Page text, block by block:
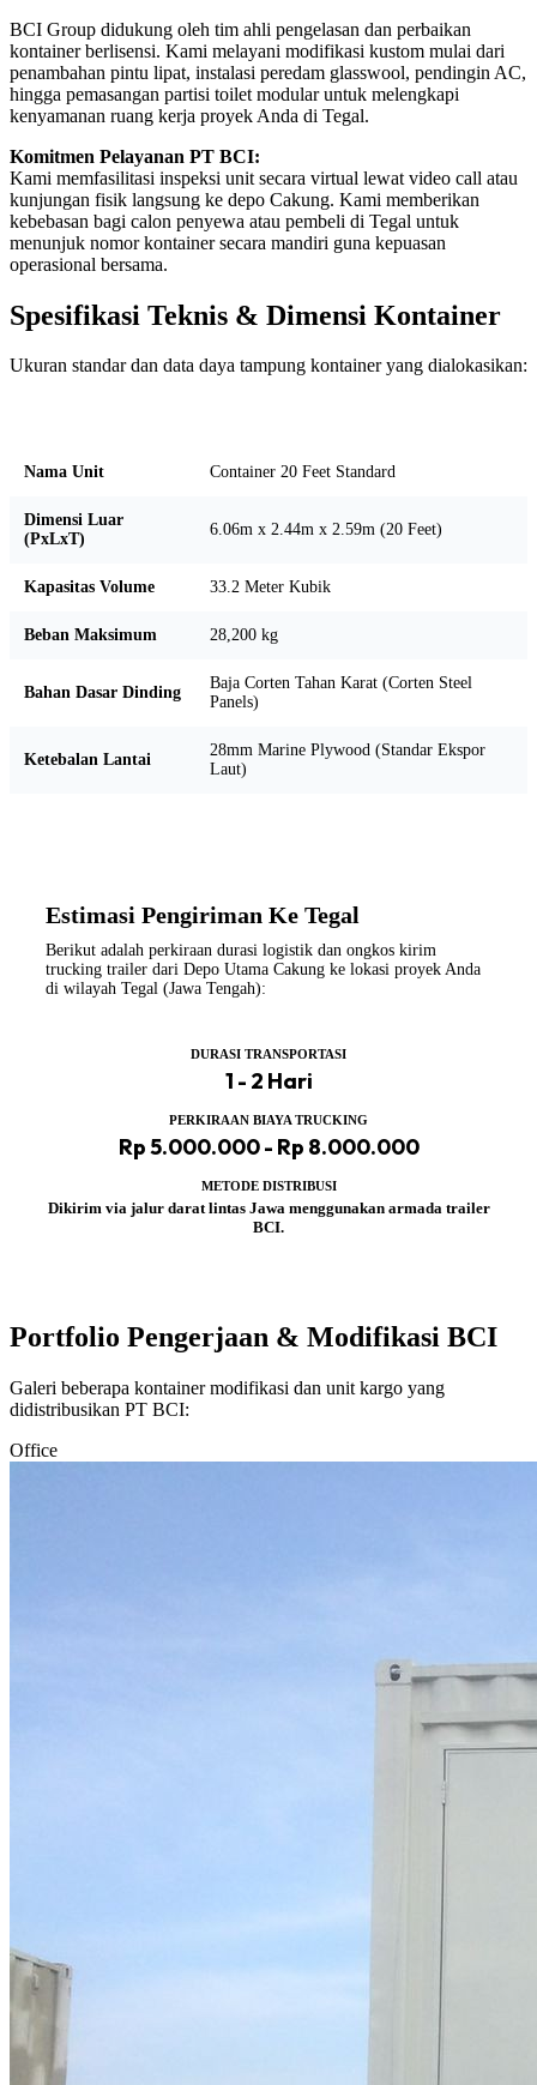
BCI Group didukung oleh tim ahli pengelasan dan perbaikan
kontainer berlisensi. Kami melayani modifikasi kustom mulai dari
penambahan pintu lipat, instalasi peredam glasswool, pendingin AC,
hingga pemasangan partisi toilet modular untuk melengkapi
kenyamanan ruang kerja proyek Anda di Tegal.
Komitmen Pelayanan PT BCI:
Kami memfasilitasi inspeksi unit secara virtual lewat video call atau
kunjungan fisik langsung ke depo Cakung. Kami memberikan
kebebasan bagi calon penyewa atau pembeli di Tegal untuk
menunjuk nomor kontainer secara mandiri guna kepuasan
operasional bersama.
Spesifikasi Teknis & Dimensi Kontainer
Ukuran standar dan data daya tampung kontainer yang dialokasikan:
Nama Unit Container 20 Feet Standard
Dimensi Luar
(PxLxT)
6.06m x 2.44m x 2.59m (20 Feet)
Kapasitas Volume 33.2 Meter Kubik
Beban Maksimum 28,200 kg
Bahan Dasar Dinding
Baja Corten Tahan Karat (Corten Steel
Panels)
Ketebalan Lantai
28mm Marine Plywood (Standar Ekspor
Laut)
Estimasi Pengiriman Ke Tegal
Berikut adalah perkiraan durasi logistik dan ongkos kirim
trucking trailer dari Depo Utama Cakung ke lokasi proyek Anda
di wilayah Tegal (Jawa Tengah):
DURASI TRANSPORTASI
1 - 2 Hari
PERKIRAAN BIAYA TRUCKING
Rp 5.000.000 - Rp 8.000.000
METODE DISTRIBUSI
Dikirim via jalur darat lintas Jawa menggunakan armada trailer
BCI.
Portfolio Pengerjaan & Modifikasi BCI
Galeri beberapa kontainer modifikasi dan unit kargo yang
didistribusikan PT BCI:
Office